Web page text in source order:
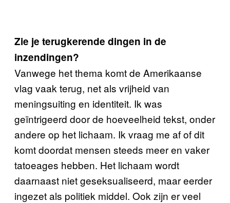
Zie je terugkerende dingen in de
inzendingen?
Vanwege het thema komt de Amerikaanse
vlag vaak terug, net als vrijheid van
meningsuiting en identiteit. Ik was
geïntrigeerd door de hoeveelheid tekst, onder
andere op het lichaam. Ik vraag me af of dit
komt doordat mensen steeds meer en vaker
tatoeages hebben. Het lichaam wordt
daarnaast niet geseksualiseerd, maar eerder
ingezet als politiek middel. Ook zijn er veel